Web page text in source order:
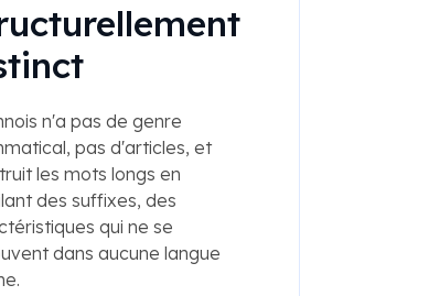
n'a pas de genre
pas d'articles, et
les mots longs en
des suffixes, des
qui ne se
dans aucune langue